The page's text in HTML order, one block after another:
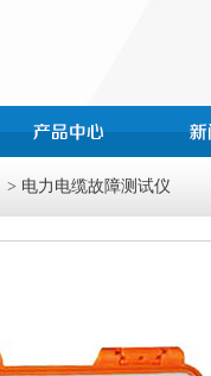
> 电力电缆故障测试仪